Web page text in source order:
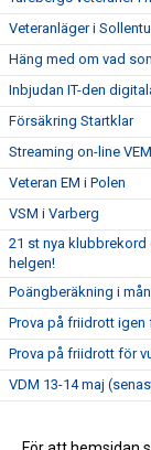
Veteranläger i
Häng med om vad
Inbjudan IT-den
Försäkring Startklar
Streaming on-line
Veteran EM i Polen
VSM i Varberg
21 st nya klubbrekord
helgen!
Poängberäkning i
Prova på friidrott igen
Prova på friidrott för
VDM 13-14 maj
Inbjudan till